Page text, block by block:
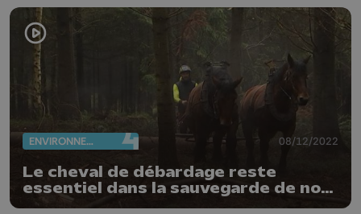
ENVIRONNEMENT 08/12/2022
Le cheval de débardage reste
essentiel dans la sauvegarde de nos
forêts